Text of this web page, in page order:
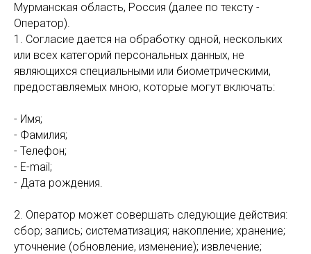
Мурманская область, Россия (далее по тексту -
Оператор).
1. Согласие дается на обработку одной, нескольких
или всех категорий персональных данных, не
являющихся специальными или биометрическими,
предоставляемых мною, которые могут включать:
- Имя;
- Фамилия;
- Телефон;
- E-mail;
- Дата рождения.
2. Оператор может совершать следующие действия:
сбор; запись; систематизация; накопление; хранение;
уточнение (обновление, изменение); извлечение;